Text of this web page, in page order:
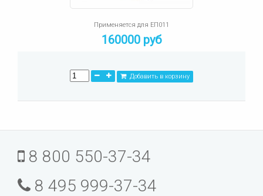
Применяется для ЕП011
160000 руб
Добавить в корзину
8 800 550-37-34
8 495 999-37-34